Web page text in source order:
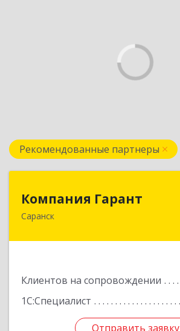
Рекомендованные партнеры
Компания Гарант
Саранск
Клиентов на сопровождении
1С:Специалист
Отправить заявку
Отправить заявку